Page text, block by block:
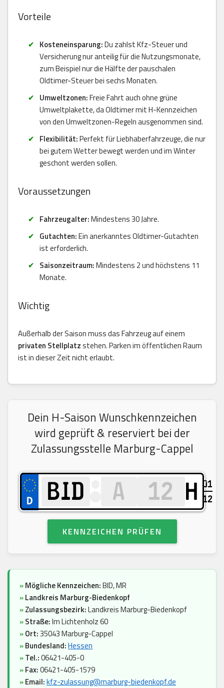
Vorteile
Kosteneinsparung:Du zahlst Kfz-Steuer und
Versicherung nur anteilig für die Nutzungsmonate,
zum Beispiel nur die Hälfte der pauschalen
Oldtimer-Steuer bei sechs Monaten.
Umweltzonen:Freie Fahrt auch ohne grüne
Umweltplakette, da Oldtimer mit H-Kennzeichen
von den Umweltzonen-Regeln ausgenommen sind.
Flexibilität:Perfekt für Liebhaberfahrzeuge, die nur
bei gutem Wetter bewegt werden und im Winter
geschont werden sollen.
Voraussetzungen
Fahrzeugalter:Mindestens 30 Jahre.
Gutachten:Ein anerkanntes Oldtimer-Gutachten
ist erforderlich.
Saisonzeitraum:Mindestens 2 und höchstens 11
Monate.
Wichtig
Außerhalb der Saison muss das Fahrzeug auf einem
privaten Stellplatzstehen. Parken im öffentlichen Raum
ist in dieser Zeit nicht erlaubt.
Dein H-Saison Wunschkennzeichen
wird geprüft & reserviert bei der
Zulassungsstelle Marburg-Cappel
H
01
12
KENNZEICHEN PRÜFEN
»Mögliche Kennzeichen:BID, MR
»Landkreis Marburg-Biedenkopf
»Zulassungsbezirk:Landkreis Marburg-Biedenkopf
»Straße:Im Lichtenholz 60
»Ort:35043 Marburg-Cappel
»Bundesland:Hessen
»Tel.:06421-405-0
»Fax:06421-405-1579
»Email:kfz-zulassung@marburg-biedenkopf.de